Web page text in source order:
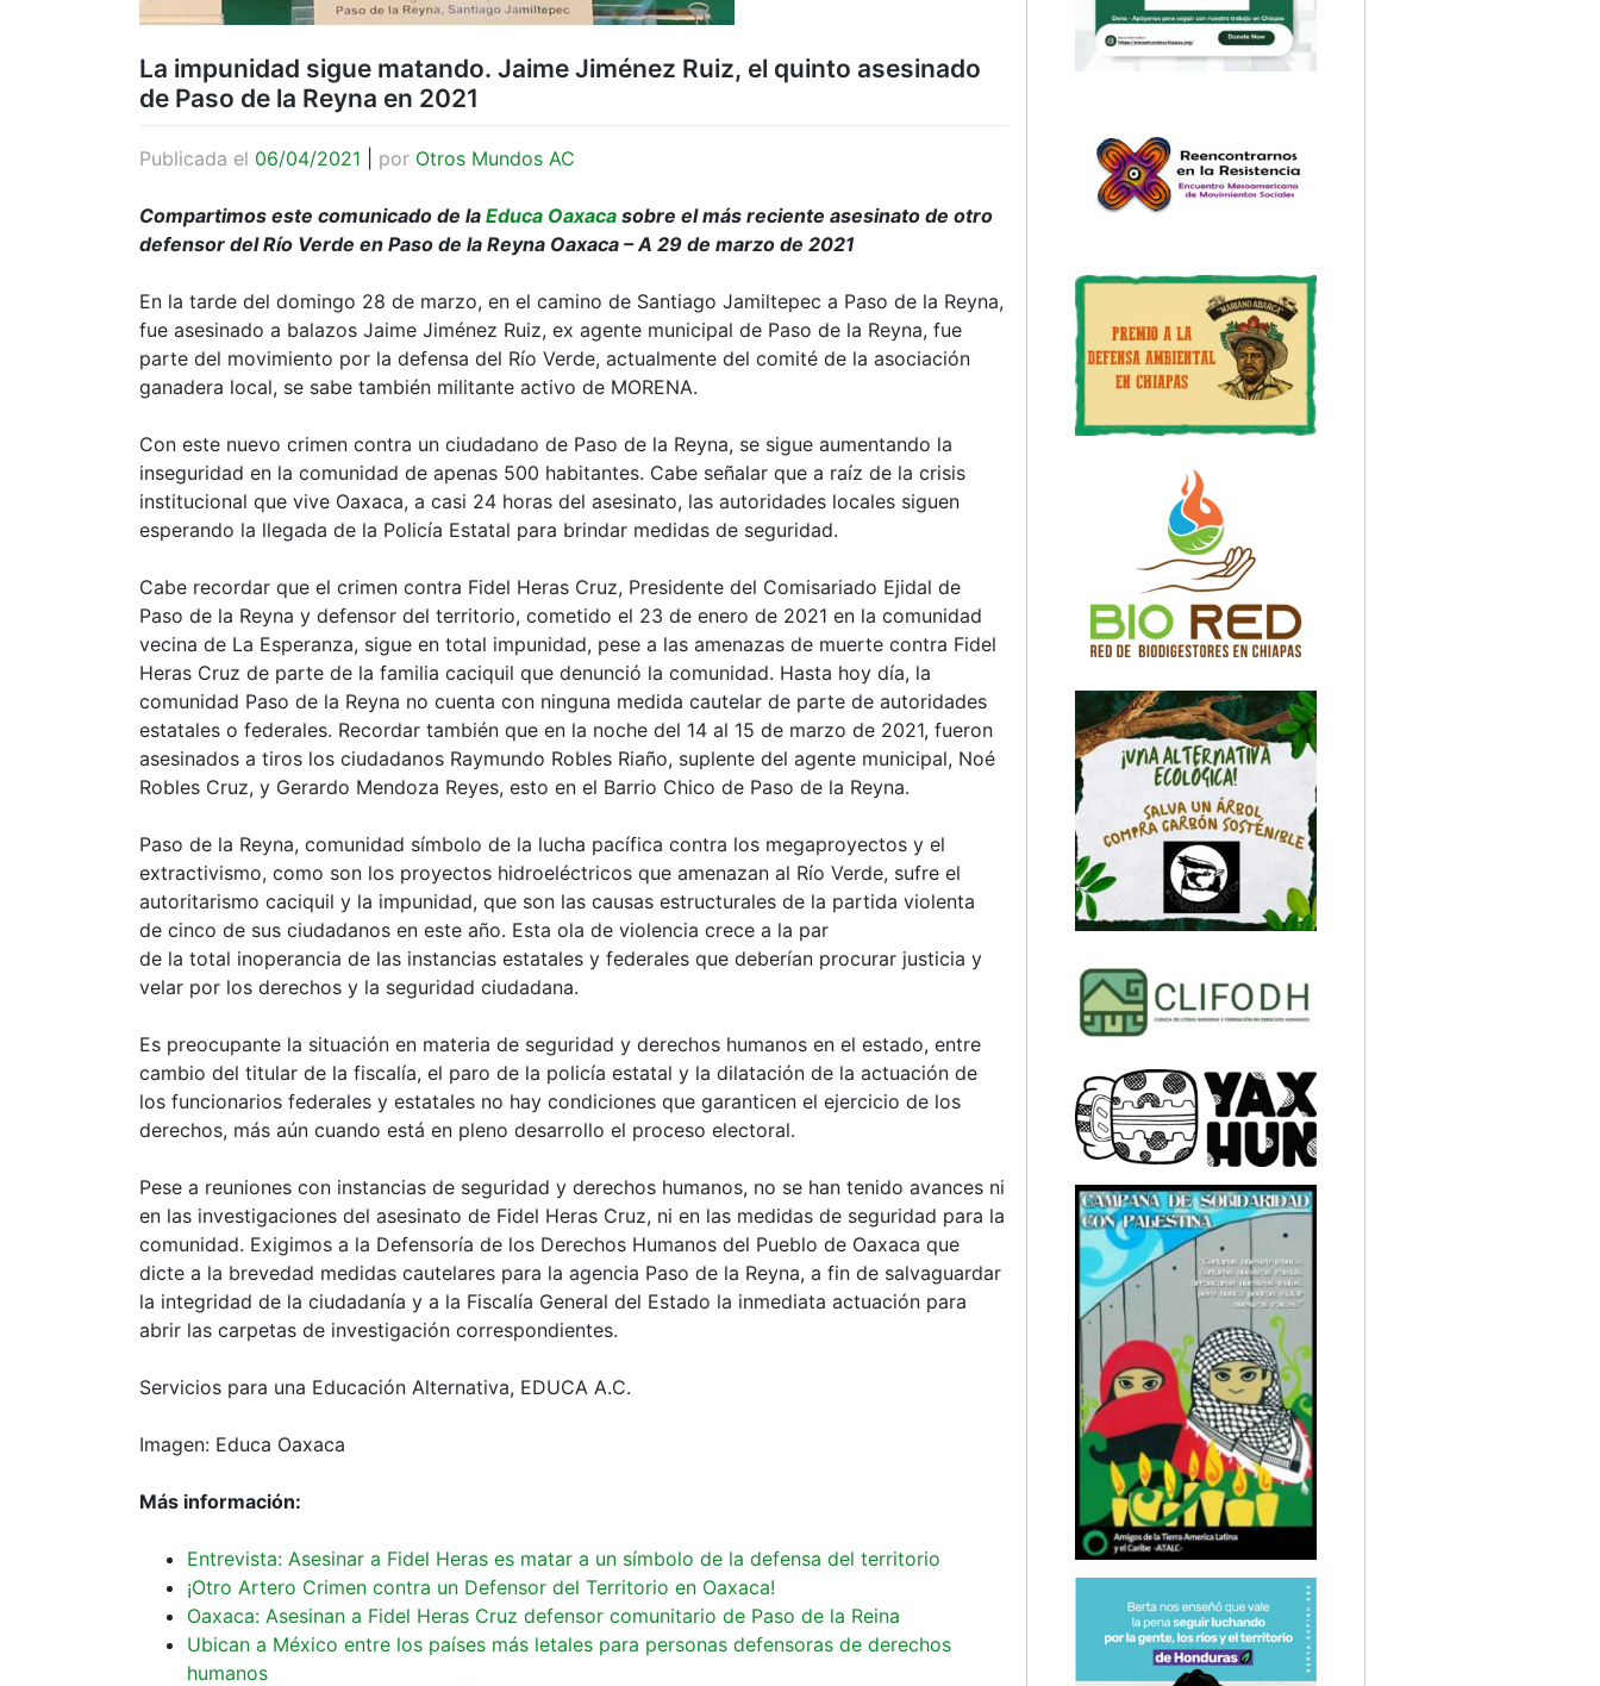
La impunidad sigue matando. Jaime Jiménez Ruiz, el quinto asesinado
de Paso de la Reyna en 2021
Publicada el 06/04/2021 por Otros Mundos AC
Compartimos este comunicado de la Educa Oaxaca sobre el más reciente asesinato de otro
defensor del Río Verde en Paso de la Reyna Oaxaca – A 29 de marzo de 2021
En la tarde del domingo 28 de marzo, en el camino de Santiago Jamiltepec a Paso de la Reyna,
fue asesinado a balazos Jaime Jiménez Ruiz, ex agente municipal de Paso de la Reyna, fue
parte del movimiento por la defensa del Río Verde, actualmente del comité de la asociación
ganadera local, se sabe también militante activo de MORENA.
Con este nuevo crimen contra un ciudadano de Paso de la Reyna, se sigue aumentando la
inseguridad en la comunidad de apenas 500 habitantes. Cabe señalar que a raíz de la crisis
institucional que vive Oaxaca, a casi 24 horas del asesinato, las autoridades locales siguen
esperando la llegada de la Policía Estatal para brindar medidas de seguridad.
Cabe recordar que el crimen contra Fidel Heras Cruz, Presidente del Comisariado Ejidal de
Paso de la Reyna y defensor del territorio, cometido el 23 de enero de 2021 en la comunidad
vecina de La Esperanza, sigue en total impunidad, pese a las amenazas de muerte contra Fidel
Heras Cruz de parte de la familia caciquil que denunció la comunidad. Hasta hoy día, la
comunidad Paso de la Reyna no cuenta con ninguna medida cautelar de parte de autoridades
estatales o federales. Recordar también que en la noche del 14 al 15 de marzo de 2021, fueron
asesinados a tiros los ciudadanos Raymundo Robles Riaño, suplente del agente municipal, Noé
Robles Cruz, y Gerardo Mendoza Reyes, esto en el Barrio Chico de Paso de la Reyna.
Paso de la Reyna, comunidad símbolo de la lucha pacífica contra los megaproyectos y el
extractivismo, como son los proyectos hidroeléctricos que amenazan al Río Verde, sufre el
autoritarismo caciquil y la impunidad, que son las causas estructurales de la partida violenta
de cinco de sus ciudadanos en este año. Esta ola de violencia crece a la par
de la total inoperancia de las instancias estatales y federales que deberían procurar justicia y
velar por los derechos y la seguridad ciudadana.
Es preocupante la situación en materia de seguridad y derechos humanos en el estado, entre
cambio del titular de la fiscalía, el paro de la policía estatal y la dilatación de la actuación de
los funcionarios federales y estatales no hay condiciones que garanticen el ejercicio de los
derechos, más aún cuando está en pleno desarrollo el proceso electoral.
Pese a reuniones con instancias de seguridad y derechos humanos, no se han tenido avances ni
en las investigaciones del asesinato de Fidel Heras Cruz, ni en las medidas de seguridad para la
comunidad. Exigimos a la Defensoría de los Derechos Humanos del Pueblo de Oaxaca que
dicte a la brevedad medidas cautelares para la agencia Paso de la Reyna, a fin de salvaguardar
la integridad de la ciudadanía y a la Fiscalía General del Estado la inmediata actuación para
abrir las carpetas de investigación correspondientes.
Servicios para una Educación Alternativa, EDUCA A.C.
Imagen: Educa Oaxaca
Más información:
Entrevista: Asesinar a Fidel Heras es matar a un símbolo de la defensa del territorio
¡Otro Artero Crimen contra un Defensor del Territorio en Oaxaca!
Oaxaca: Asesinan a Fidel Heras Cruz defensor comunitario de Paso de la Reina
Ubican a México entre los países más letales para personas defensoras de derechos
humanos